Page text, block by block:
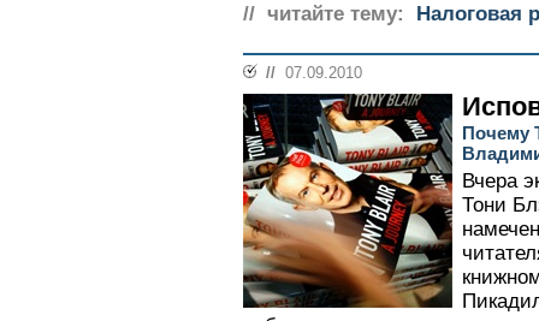
// читайте тему:
Налоговая
// 07.09.2010
Почему
Вчера
Тони